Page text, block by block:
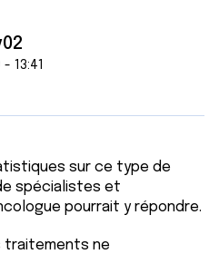
- 13:41
sur ce type de
spécialistes et
pourrait y répondre.
traitements ne